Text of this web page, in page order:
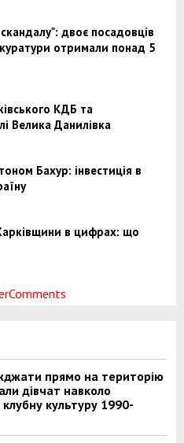
двоє посадовців
отримали понад 5
КДБ та
Велика Данилівка
Бахур: інвестиція в
в цифрах: що
прямо на територію
дівчат навколо
культуру 1990-